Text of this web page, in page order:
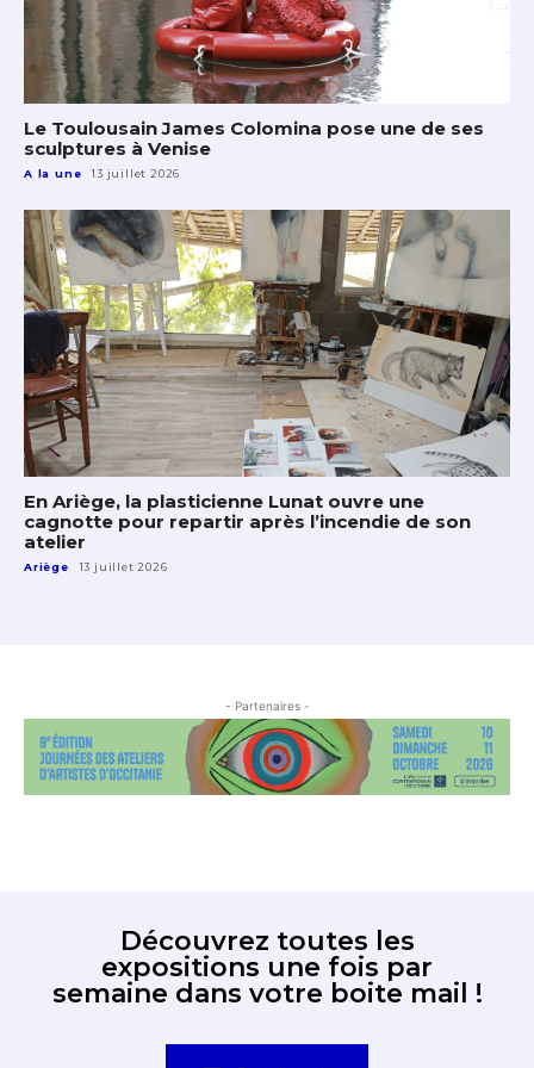
Le Toulousain James Colomina pose une de ses
sculptures à Venise
A la une 13 juillet 2026
En Ariège, la plasticienne Lunat ouvre une
cagnotte pour repartir après l’incendie de son
atelier
Ariège 13 juillet 2026
- Partenaires -
Découvrez toutes les
expositions une fois par
semaine dans votre boite mail !